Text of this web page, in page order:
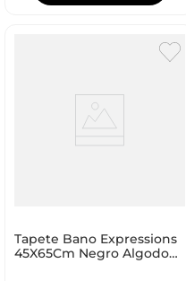
Tapete Bano Expressions
45X65Cm Negro Algodon